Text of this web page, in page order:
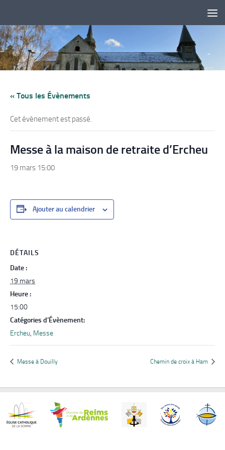
« Tous les Évènements
Cet évènement est passé.
Messe à la maison de retraite d’Ercheu
19 mars 15:00
Ajouter au calendrier
DÉTAILS
Date :
19 mars
Heure :
15:00
Catégories d’Évènement:
Ercheu, Messe
Messe à Douilly Chemin de croix à Ham